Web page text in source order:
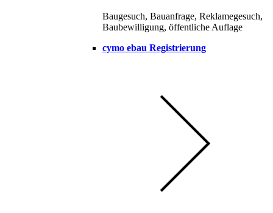
Baugesuch, Bauanfrage, Reklamegesuch,
Baubewilligung, öffentliche Auflage
cymo ebau Registrierung